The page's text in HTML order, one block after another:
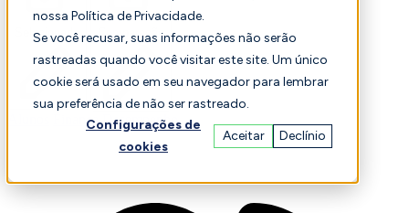
nossa Política de Privacidade.
Se você recusar, suas informações não serão
rastreadas quando você visitar este site. Um único
cookie será usado em seu navegador para lembrar
sua preferência de não ser rastreado.
Configurações de
cookies
Aceitar Declínio
Selecionado Comparação
Finança Desempenho